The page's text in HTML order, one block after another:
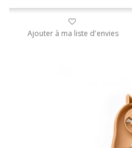
Ajouter à ma liste d'envies